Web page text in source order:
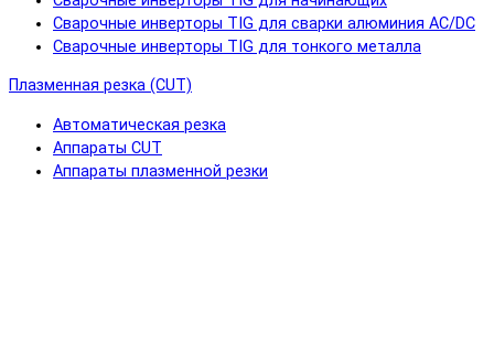
Сварочные инверторы TIG для сварки алюминия AC/DC
Сварочные инверторы TIG для тонкого металла
Плазменная резка (CUT)
Автоматическая резка
Аппараты CUT
Аппараты плазменной резки